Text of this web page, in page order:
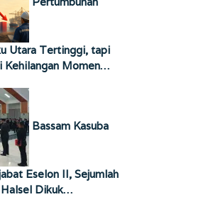
Utara Tertinggi, tapi
Kehilangan Momen…
Bassam Kasuba
Eselon II, Sejumlah
Dikuk…